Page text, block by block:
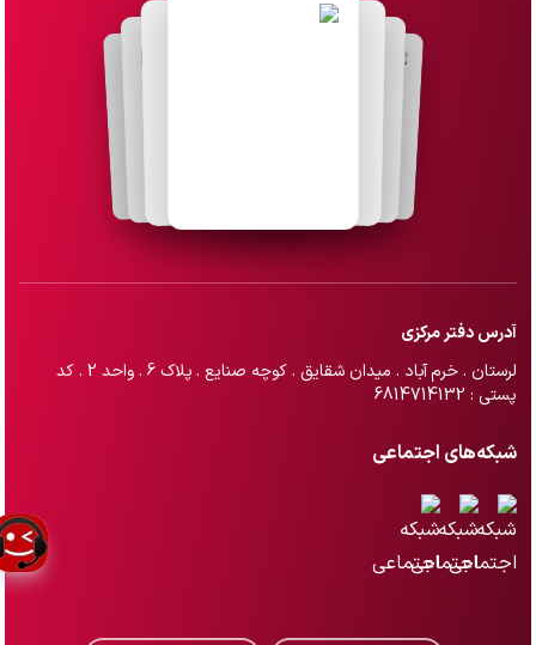
آدرس دفتر مرکزی
لرستان . خرم آباد . میدان شقایق . کوچه صنایع . پلاک 6 . واحد 2 . کد
پستی : 6814714132
شبکه‌های اجتماعی